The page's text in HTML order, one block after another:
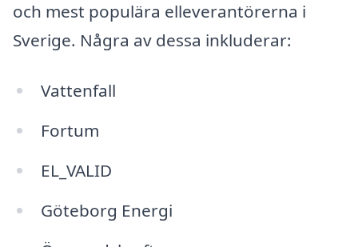
och mest populära elleverantörerna i
Sverige. Några av dessa inkluderar:
Vattenfall
Fortum
EL_VALID
Göteborg Energi